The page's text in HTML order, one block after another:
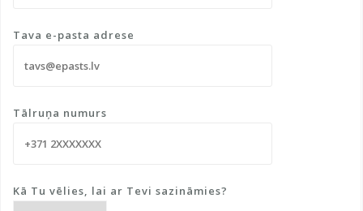
Tava e-pasta adrese
Tālruņa numurs
Kā Tu vēlies, lai ar Tevi sazināmies?